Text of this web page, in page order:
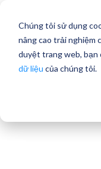
Chúng tôi sử dụng
nâng cao trải nghiệm
duyệt trang web, bạn
dữ liệu của chúng tôi.